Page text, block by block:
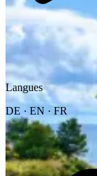
Langues
DE · EN · FR